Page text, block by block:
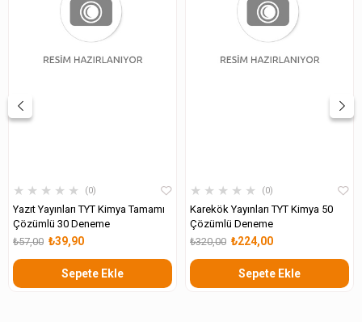
★ ★ ★ ★ ★ 0
Yazıt Yayınları TYT Kimya Tamamı
Çözümlü 30 Deneme
₺39,90
₺57,00
Sepete Ekle
★ ★ ★ ★ ★ 0
Karekök Yayınları TYT Kimya 50
Çözümlü Deneme
₺224,00
₺320,00
Sepete Ekle